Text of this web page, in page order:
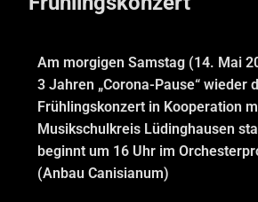
Am morgigen Samstag (14. Mai
3 Jahren „Corona-Pause“ wieder
Frühlingskonzert in Kooperation
Musikschulkreis Lüdinghausen
beginnt um 16 Uhr im
(Anbau Canisianum)